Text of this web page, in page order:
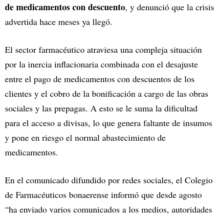
de medicamentos con descuento, y denunció que la crisis
advertida hace meses ya llegó.
El sector farmacéutico atraviesa una compleja situación
por la inercia inflacionaria combinada con el desajuste
entre el pago de medicamentos con descuentos de los
clientes y el cobro de la bonificación a cargo de las obras
sociales y las prepagas. A esto se le suma la dificultad
para el acceso a divisas, lo que genera faltante de insumos
y pone en riesgo el normal abastecimiento de
medicamentos.
En el comunicado difundido por redes sociales, el Colegio
de Farmacéuticos bonaerense informó que desde agosto
“ha enviado varios comunicados a los medios, autoridades